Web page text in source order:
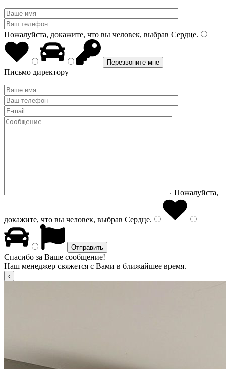
Пожалуйста, докажите, что вы человек, выбрав Сердце.
Письмо директору
Пожалуйста,
докажите, что вы человек, выбрав Сердце.
Спасибо за Ваше сообщение!
Наш менеджер свяжется с Вами в ближайшее время.